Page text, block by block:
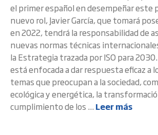
el primer español en desempeñar
nuevo rol, Javier García, que tomará
en 2022, tendrá la responsabilidad de
nuevas normas técnicas
la Estrategia trazada por ISO para
está enfocada a dar respuesta eficaz a
temas que preocupan a la sociedad,
ecológica y energética, la
cumplimiento de los ... Leer más